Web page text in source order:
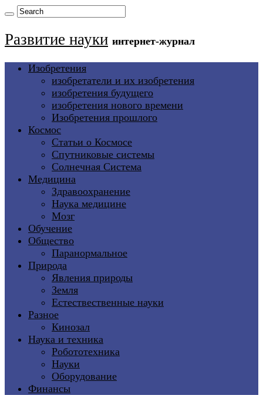
Развитие науки интернет-журнал
Изобретения
изобретатели и их изобретения
изобретения будущего
изобретения нового времени
Изобретения прошлого
Космос
Статьи о Космосе
Спутниковые системы
Солнечная Система
Медицина
Здравоохранение
Наука медицине
Мозг
Обучение
Общество
Паранормальное
Природа
Явления природы
Земля
Естествественные науки
Разное
Кинозал
Наука и техника
Робототехника
Науки
Оборудование
Финансы